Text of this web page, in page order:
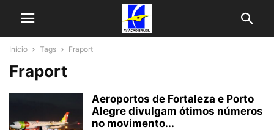
Início Tags Fraport
Fraport
Aeroportos de Fortaleza e Porto
Alegre divulgam ótimos números
no movimento...